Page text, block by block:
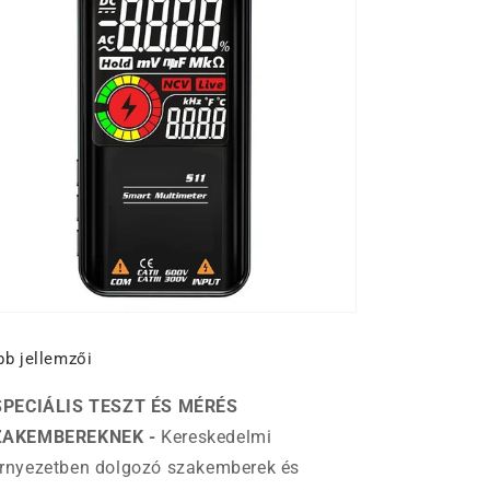
jellemzői
TESZT ÉS MÉRÉS
- Kereskedelmi
dolgozó szakemberek és